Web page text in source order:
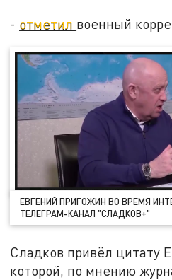
- отметил военный
ЕВГЕНИЙ ПРИГОЖИН ВО ВРЕМЯ
ТЕЛЕГРАМ-КАНАЛ "СЛАДКОВ+"
Сладков привёл цитату
которой, по мнению